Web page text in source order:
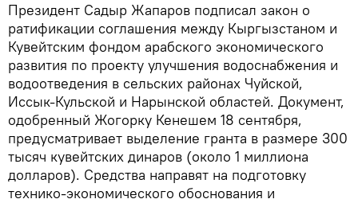
Президент Садыр Жапаров подписал закон о
ратификации соглашения между Кыргызстаном и
Кувейтским фондом арабского экономического
развития по проекту улучшения водоснабжения и
водоотведения в сельских районах Чуйской,
Иссык-Кульской и Нарынской областей. Документ,
одобренный Жогорку Кенешем 18 сентября,
предусматривает выделение гранта в размере 300
тысяч кувейтских динаров (около 1 миллиона
долларов). Средства направят на подготовку
технико-экономического обоснования и